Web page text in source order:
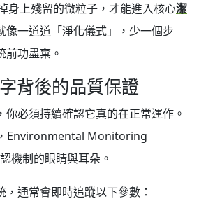
身上殘留的微粒子，才能進入核心潔
像一道道「淨化儀式」，少一個步
前功盡棄。
背後的品質保證
你必須持續確認它真的在正常運作。
Environmental Monitoring
機制的眼睛與耳朵。
，通常會即時追蹤以下參數：